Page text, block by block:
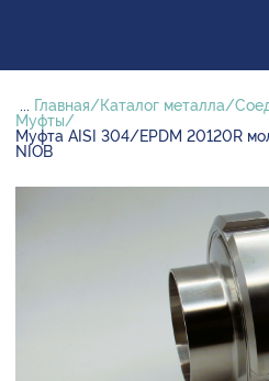
... Главная Каталог металла
Муфты
Муфта AISI 304/EPDM 20120R
NIOB